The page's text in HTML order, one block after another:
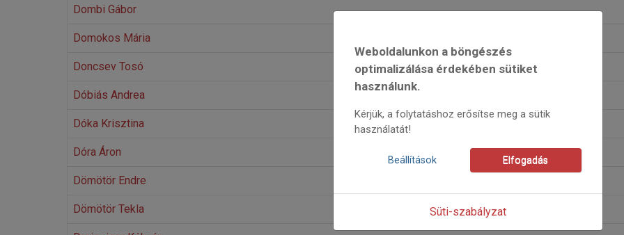
Dombi Gábor
Domokos Mária
Doncsev Tosó
Dóbiás Andrea
Dóka Krisztina
Dóra Áron
Dömötör Endre
Dömötör Tekla
Weboldalunkon a böngészés
optimalizálása érdekében sütiket
használunk.
Kérjük, a folytatáshoz erősítse meg a sütik
használatát!
Beállítások Elfogadás
Süti-szabályzat